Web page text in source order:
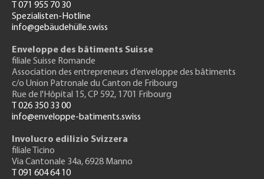
T 071 955 70 30
Spezialisten-Hotline
info@gebäudehülle.swiss
Enveloppe des bâtiments Suisse
filiale Suisse Romande
Association des entrepreneurs d’enveloppe des bâtiments
c/o Union Patronale du Canton de Fribourg
Rue de l'Hôpital 15, CP 592, 1701 Fribourg
T 026 350 33 00
info@enveloppe-batiments.swiss
Involucro edilizio Svizzera
filiale Ticino
Via Cantonale 34a, 6928 Manno
T 091 604 64 10